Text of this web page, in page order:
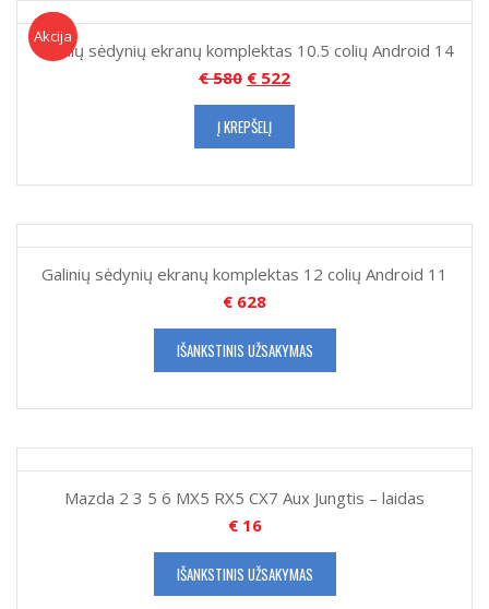
Akcija
Akcija!
Galinių sėdynių ekranų komplektas 10.5 colių Android 14
€580 € 522
Į KREPŠELĮ
Galinių sėdynių ekranų komplektas 12 colių Android 11
€ 628
IŠANKSTINIS UŽSAKYMAS
Mazda 2 3 5 6 MX5 RX5 CX7 Aux Jungtis – laidas
€16
IŠANKSTINIS UŽSAKYMAS